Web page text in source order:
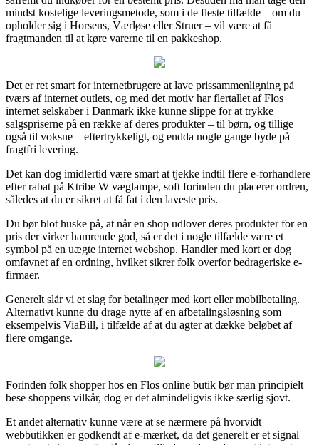
mindst kostelige leveringsmetode, som i de fleste tilfælde – om du
opholder sig i Horsens, Værløse eller Struer – vil være at få
fragtmanden til at køre varerne til en pakkeshop.
Det er ret smart for internetbrugere at lave prissammenligning på
tværs af internet outlets, og med det motiv har flertallet af Flos
internet selskaber i Danmark ikke kunne slippe for at trykke
salgspriserne på en række af deres produkter – til børn, og tillige
også til voksne – eftertrykkeligt, og endda nogle gange byde på
fragtfri levering.
Det kan dog imidlertid være smart at tjekke indtil flere e-forhandlere
efter rabat på Ktribe W væglampe, soft forinden du placerer ordren,
således at du er sikret at få fat i den laveste pris.
Du bør blot huske på, at når en shop udlover deres produkter for en
pris der virker hamrende god, så er det i nogle tilfælde være et
symbol på en uægte internet webshop. Handler med kort er dog
omfavnet af en ordning, hvilket sikrer folk overfor bedrageriske e-
firmaer.
Generelt slår vi et slag for betalinger med kort eller mobilbetaling.
Alternativt kunne du drage nytte af en afbetalingsløsning som
eksempelvis ViaBill, i tilfælde af at du agter at dække beløbet af
flere omgange.
Forinden folk shopper hos en Flos online butik bør man principielt
bese shoppens vilkår, dog er det almindeligvis ikke særlig sjovt.
Et andet alternativ kunne være at se nærmere på hvorvidt
webbutikken er godkendt af e-mærket, da det generelt er et signal